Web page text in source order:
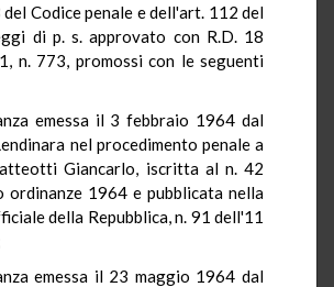
Codice penale e dell'art. 112 del
di p. s. approvato con R.D. 18
n. 773, promossi con le seguenti
emessa il 3 febbraio 1964 dal
nel procedimento penale a
Giancarlo, iscritta al n. 42
ordinanze 1964 e pubblicata nella
della Repubblica, n. 91 dell'11
emessa il 23 maggio 1964 dal